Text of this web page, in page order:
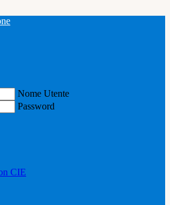
Nome Utente
Password
CIE